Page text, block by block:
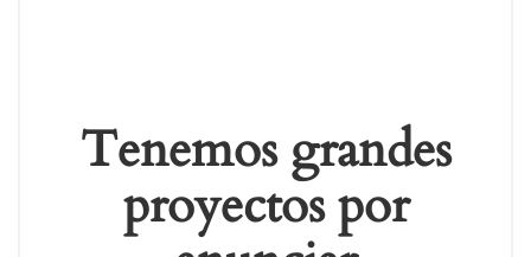
Tenemos grandes
proyectos por